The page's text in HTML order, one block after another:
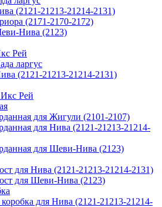
(2121-21213-21214-2131)
(2171-2170-2172)
Нива (2123)
Рей
ларгус
(2121-21213-21214-2131)
Рей
для Жигули (2101-2107)
для Нива (2121-21213-21214-
для Шеви-Нива (2123)
для Нива (2121-21213-21214-2131)
для Шеви-Нива (2123)
коробка для Нива (2121-21213-21214-